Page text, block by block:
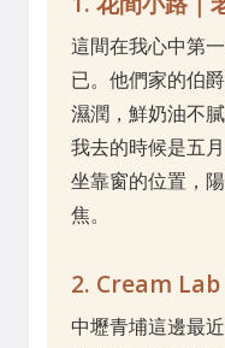
這間在我心中第
已。他們家的伯
濕潤，鮮奶油不
我去的時候是五
坐靠窗的位置，
焦。
2. Cream Lab
中壢青埔這邊最